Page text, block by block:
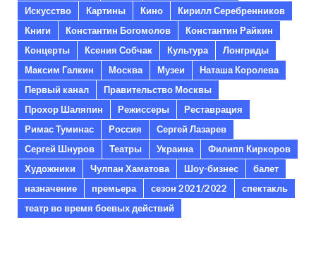
Искусство
Картины Кино
Кирилл Серебренников
Книги
Константин Богомолов
Константин Райкин
Концерты
Ксения Собчак Культура
Лонгриды
Максим Галкин
Москва Музеи
Наташа Королева
Первый канал
Правительство Москвы
Прохор Шаляпин
Режиссеры
Реставрация
Римас Туминас
Россия
Сергей Лазарев
Сергей Шнуров
Театры Украина
Филипп Киркоров
Художники
Чулпан Хаматова Шоу-бизнес
балет
назначение
премьера сезон 2021/2022
спектакль
театр во время боевых действий